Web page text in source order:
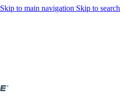
Skip to main navigation Skip to search